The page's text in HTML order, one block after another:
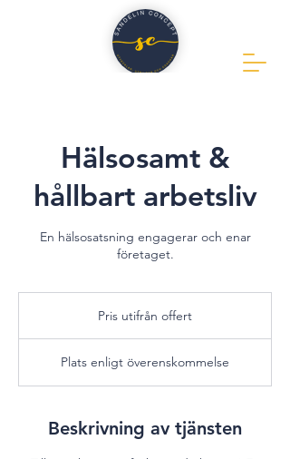
Hälsosamt &
hållbart arbetsliv
En hälsosatsning engagerar och enar
företaget.
Pris utifrån offert
Plats enligt överenskommelse
Beskrivning av tjänsten